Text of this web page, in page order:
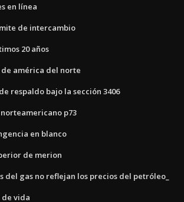
en línea
de intercambio
20 años
américa del norte
respaldo bajo la sección 3406
p73
en blanco
de merion
del gas no reflejan los precios del petróleo_
vida